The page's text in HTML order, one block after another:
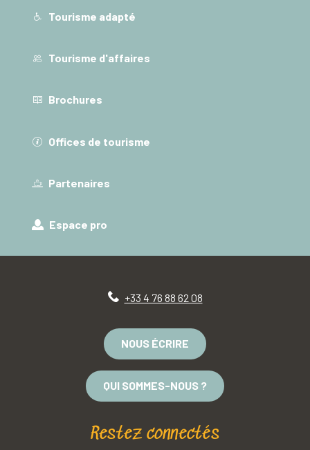
Tourisme adapté
Tourisme d'affaires
Brochures
Offices de tourisme
Partenaires
Espace pro
+33 4 76 88 62 08
NOUS ÉCRIRE
QUI SOMMES-NOUS ?
Restez connectés